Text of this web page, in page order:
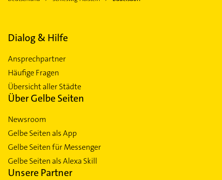
Dialog & Hilfe
Ansprechpartner
Häufige Fragen
Übersicht aller Städte
Über Gelbe Seiten
Newsroom
Gelbe Seiten als App
Gelbe Seiten für Messenger
Gelbe Seiten als Alexa Skill
Unsere Partner